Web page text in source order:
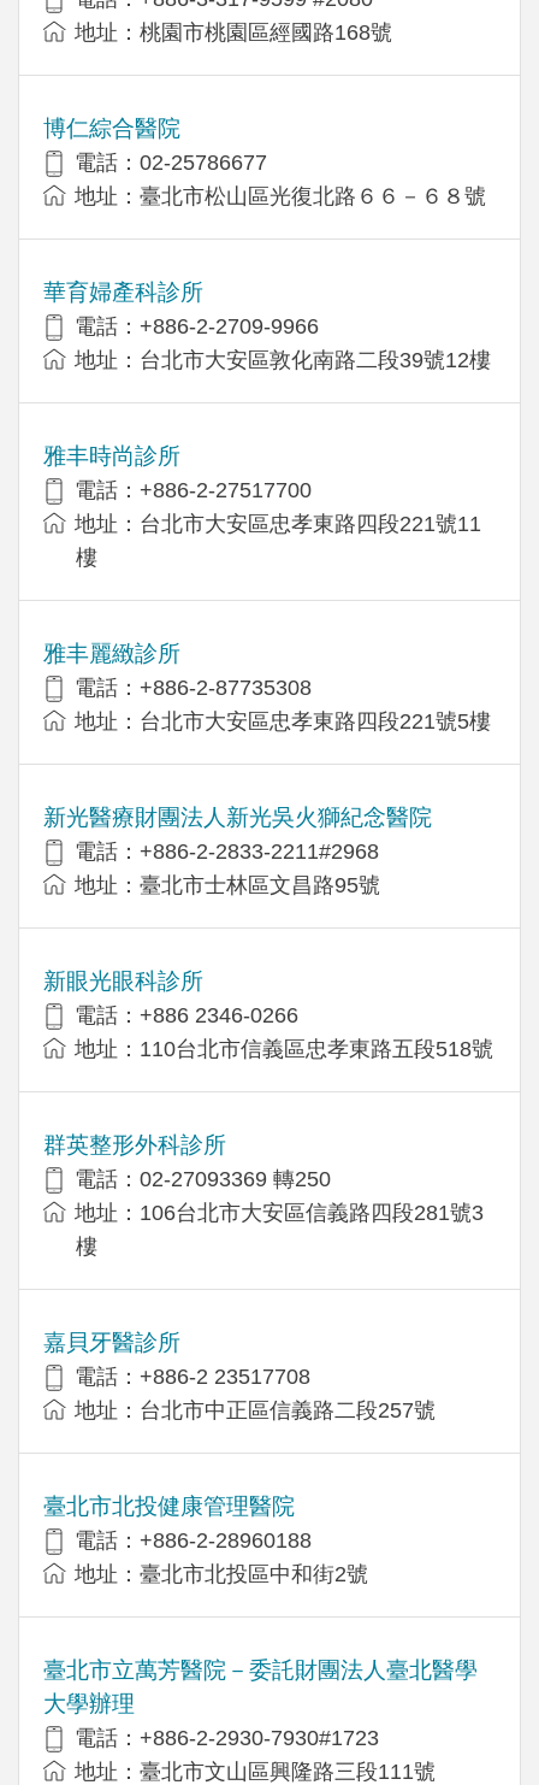
地址：桃園市桃園區經國路168號
博仁綜合醫院
電話：02-25786677
地址：臺北市松山區光復北路６６－６８號
華育婦產科診所
電話：+886-2-2709-9966
地址：台北市大安區敦化南路二段39號12樓
雅丰時尚診所
電話：+886-2-27517700
地址：台北市大安區忠孝東路四段221號11
樓
雅丰麗緻診所
電話：+886-2-87735308
地址：台北市大安區忠孝東路四段221號5樓
新光醫療財團法人新光吳火獅紀念醫院
電話：+886-2-2833-2211#2968
地址：臺北市士林區文昌路95號
新眼光眼科診所
電話：+886 2346-0266
地址：110台北市信義區忠孝東路五段518號
群英整形外科診所
電話：02-27093369 轉250
地址：106台北市大安區信義路四段281號3
樓
嘉貝牙醫診所
電話：+886-2 23517708
地址：台北市中正區信義路二段257號
臺北市北投健康管理醫院
電話：+886-2-28960188
地址：臺北市北投區中和街2號
臺北市立萬芳醫院－委託財團法人臺北醫學
大學辦理
電話：+886-2-2930-7930#1723
地址：臺北市文山區興隆路三段111號